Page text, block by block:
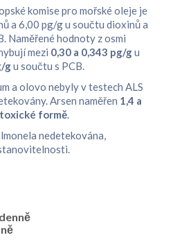
komise pro mořské oleje je
a 6,00 pg/g u součtu dioxinů a
Naměřené hodnoty z osmi
mezi 0,30 a 0,343 pg/gu
gu součtu s PCB.
a olovo nebyly v testech ALS
Arsen naměřen 1,4 a
formě.
nedetekována,